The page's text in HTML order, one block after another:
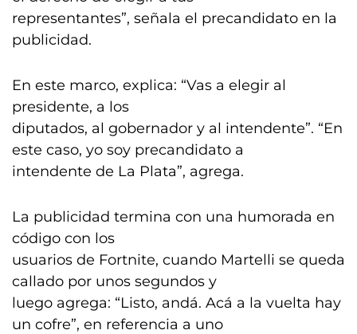
representantes”, señala el precandidato en la
publicidad.
En este marco, explica: “Vas a elegir al
presidente, a los
diputados, al gobernador y al intendente”. “En
este caso, yo soy precandidato a
intendente de La Plata”, agrega.
La publicidad termina con una humorada en
código con los
usuarios de Fortnite, cuando Martelli se queda
callado por unos segundos y
luego agrega: “Listo, andá. Acá a la vuelta hay
un cofre”, en referencia a uno